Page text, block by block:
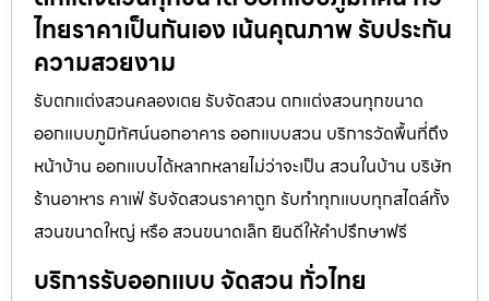
ไทยราคาเป็นกันเอง เน้นคุณภาพ รับประกัน
ความสวยงาม
รับตกแต่งสวนคลองเตย รับจัดสวน ตกแต่งสวนทุกขนาด
ออกแบบภูมิทัศน์นอกอาคาร ออกแบบสวน บริการวัดพื้นที่ถึง
หน้าบ้าน ออกแบบได้หลากหลายไม่ว่าจะเป็น สวนในบ้าน บริษัท
ร้านอาหาร คาเฟ่ รับจัดสวนราคาถูก รับทำทุกแบบทุกสไตล์ทั้ง
สวนขนาดใหญ่ หรือ สวนขนาดเล็ก ยินดีให้คำปรึกษาฟรี
บริการรับออกแบบ จัดสวน ทั่วไทย